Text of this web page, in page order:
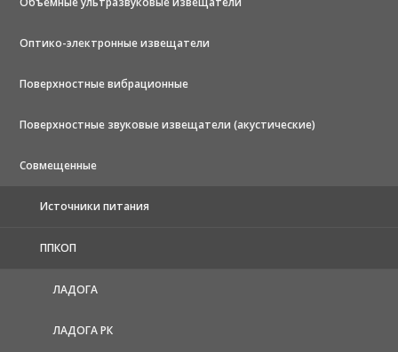
Оптико-электронные извещатели
Поверхностные вибрационные
Поверхностные звуковые извещатели (акустические)
Совмещенные
Источники питания
ППКОП
ЛАДОГА
ЛАДОГА РК